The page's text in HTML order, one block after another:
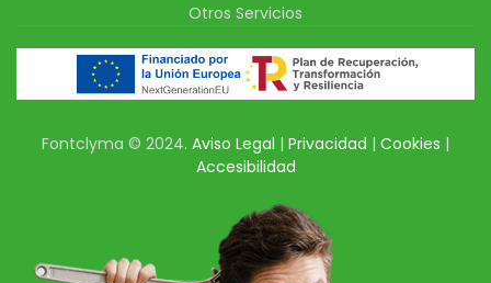
Otros Servicios
Fontclyma © 2024. Aviso Legal | Privacidad | Cookies |
Accesibilidad